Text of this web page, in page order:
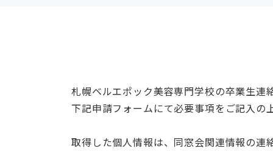
ベルエポックの学び 韓国
美容師科 ヘア
卒業生紹介 内定
ベルの年間学校行事
ひと
ト
2027年度 募集要項・入試
日程
AO入
高校1・2年生から始める進
路選びの進め方navi
来校オープンキャンパス まる
札幌ベルエポック美容専門学校の卒業生連
下記申請フォームにて必要事項をご記入の
取得した個人情報は、同窓会関連情報の連